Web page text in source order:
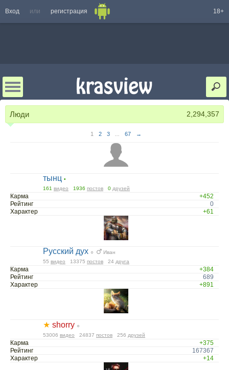
Вход или регистрация 18+
Люди 2,294,357
1 2 3 67 →
тынц •
161 видео 1936 постов 0 друзей
Карма
+452
Рейтинг
0
Характер
+61
Русский дух ○
Иван
55 видео 13375 постов 24 друга
Карма
+384
Рейтинг
689
Характер
+891
★ shorry ○
53006 видео 24837 постов 256 друзей
Карма
+375
Рейтинг
167367
Характер
+14